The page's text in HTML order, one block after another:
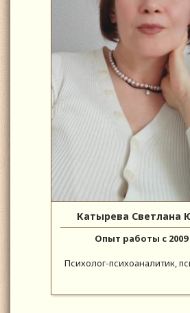
Катырева Светлана
Опыт работы с 2009
Психолог-психоаналитик,